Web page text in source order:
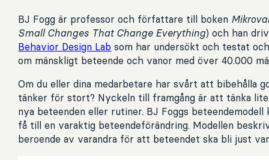
BJ Fogg är professor och författare till boken
Small Changes That Change Everything) och han
Behavior Design Lab som har undersökt och testat
om mänskligt beteende och vanor med över 40.000
Om du eller dina medarbetare har svårt att bibehålla
tänker för stort? Nyckeln till framgång är att tänka
nya beteenden eller rutiner. BJ Foggs beteendemodell
få till en varaktig beteendeförändring. Modellen
beroende av varandra för att beteendet ska bli just